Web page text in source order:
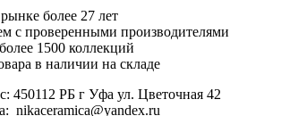
более 27 лет
с проверенными производителями
1500 коллекций
в наличии на складе
450112 РБ г Уфа ул. Цветочная 42
nikaceramica@yandex.ru